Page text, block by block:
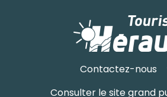
Contactez-nous
Consulter le site grand